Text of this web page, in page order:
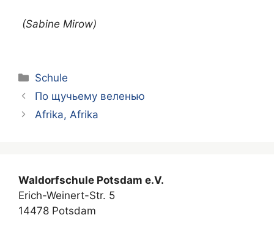
(Sabine Mirow)
Kategorien
Schule
По щучьему веленью
Afrika, Afrika
Waldorfschule Potsdam e.V.
Erich-Weinert-Str. 5
14478 Potsdam